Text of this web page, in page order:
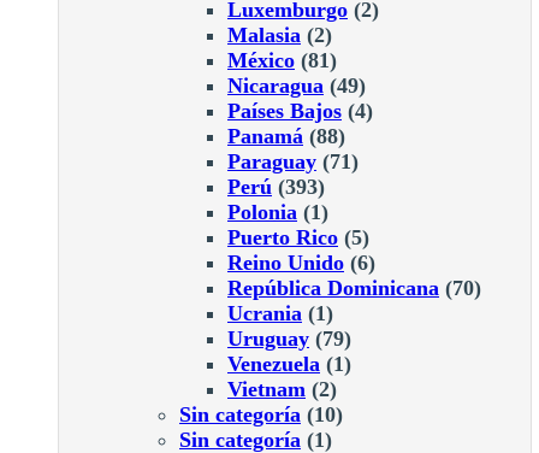
Luxemburgo (2)
Malasia (2)
México (81)
Nicaragua (49)
Países Bajos (4)
Panamá (88)
Paraguay (71)
Perú (393)
Polonia (1)
Puerto Rico (5)
Reino Unido (6)
República Dominicana (70)
Ucrania (1)
Uruguay (79)
Venezuela (1)
Vietnam (2)
Sin categoría (10)
Sin categoría (1)